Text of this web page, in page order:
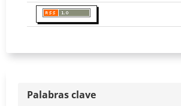
Palabras clave